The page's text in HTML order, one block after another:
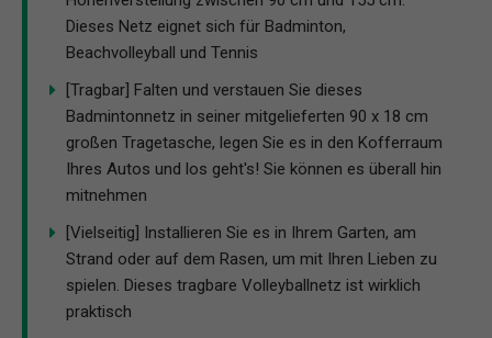
Dieses Netz eignet sich für Badminton,
Beachvolleyball und Tennis
[Tragbar] Falten und verstauen Sie dieses
Badmintonnetz in seiner mitgelieferten 90 x 18 cm
großen Tragetasche, legen Sie es in den Kofferraum
Ihres Autos und los geht's! Sie können es überall hin
mitnehmen
[Vielseitig] Installieren Sie es in Ihrem Garten, am
Strand oder auf dem Rasen, um mit Ihren Lieben zu
spielen. Dieses tragbare Volleyballnetz ist wirklich
praktisch